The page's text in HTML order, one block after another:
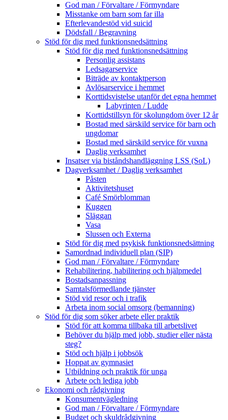
God man / Förvaltare / Förmyndare
Misstanke om barn som far illa
Efterlevandestöd vid suicid
Dödsfall / Begravning
Stöd för dig med funktionsnedsättning
Stöd för dig med funktionsnedsättning
Personlig assistans
Ledsagarservice
Biträde av kontaktperson
Avlösarservice i hemmet
Korttidsvistelse utanför det egna hemmet
Labyrinten / Ludde
Korttidstillsyn för skolungdom över 12 år
Bostad med särskild service för barn och
ungdomar
Bostad med särskild service för vuxna
Daglig verksamhet
Insatser via biståndshandläggning LSS (SoL)
Dagverksamhet / Daglig verksamhet
Påsten
Aktivitetshuset
Café Smörblomman
Kuggen
Släggan
Vasa
Slussen och Externa
Stöd för dig med psykisk funktionsnedsättning
Samordnad individuell plan (SIP)
God man / Förvaltare / Förmyndare
Rehabilitering, habilitering och hjälpmedel
Bostadsanpassning
Samtalsförmedlande tjänster
Stöd vid resor och i trafik
Arbeta inom social omsorg (bemanning)
Stöd för dig som söker arbete eller praktik
Stöd för att komma tillbaka till arbetslivet
Behöver du hjälp med jobb, studier eller nästa
steg?
Stöd och hjälp i jobbsök
Hoppat av gymnasiet
Utbildning och praktik för unga
Arbete och lediga jobb
Ekonomi och rådgivning
Konsumentvägledning
God man / Förvaltare / Förmyndare
Budget och skuldrådgivning